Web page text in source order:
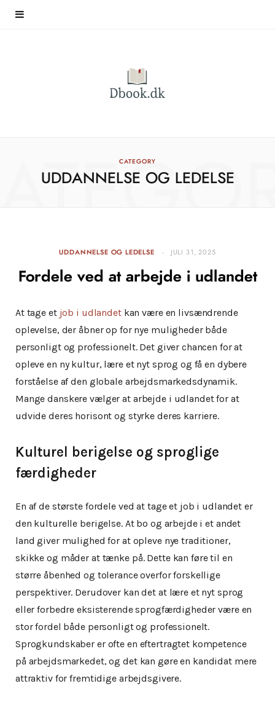
CATEGORY
UDDANNELSE OG LEDELSE
UDDANNELSE OG LEDELSE JULI 31, 2025
Fordele ved at arbejde i udlandet
At tage et job i udlandetkan være en livsændrende
oplevelse, der åbner op for nye muligheder både
personligt og professionelt. Det giver chancen for at
opleve en ny kultur, lære et nyt sprog og få en dybere
forståelse af den globale arbejdsmarkedsdynamik.
Mange danskere vælger at arbejde i udlandet for at
udvide deres horisont og styrke deres karriere.
Kulturel berigelse og sproglige
færdigheder
En af de største fordele ved at tage et job i udlandet er
den kulturelle berigelse. At bo og arbejde i et andet
land giver mulighed for at opleve nye traditioner,
skikke og måder at tænke på. Dette kan føre til en
større åbenhed og tolerance overfor forskellige
perspektiver. Derudover kan det at lære et nyt sprog
eller forbedre eksisterende sprogfærdigheder være en
stor fordel både personligt og professionelt.
Sprogkundskaber er ofte en eftertragtet kompetence
på arbejdsmarkedet, og det kan gøre en kandidat mere
attraktiv for fremtidige arbejdsgivere.